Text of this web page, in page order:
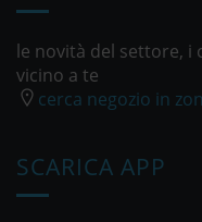
le novità del settore, i
vicino a te
cerca negozio in
SCARICA APP